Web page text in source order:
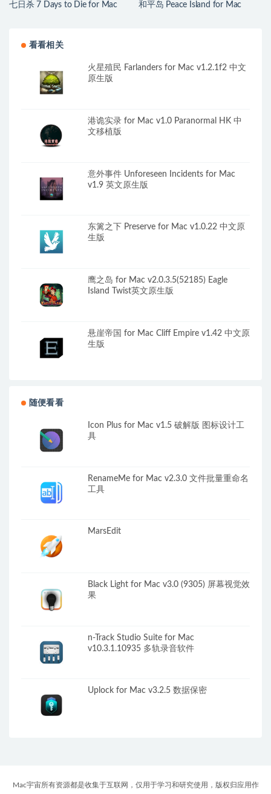
七日杀 7 Days to Die for Mac
和平岛 Peace Island for Mac
看看相关
火星殖民 Farlanders for Mac v1.2.1f2 中文
原生版
港诡实录 for Mac v1.0 Paranormal HK 中
文移植版
意外事件 Unforeseen Incidents for Mac
v1.9 英文原生版
东篱之下 Preserve for Mac v1.0.22 中文原
生版
鹰之岛 for Mac v2.0.3.5(52185) Eagle
Island Twist英文原生版
悬崖帝国 for Mac Cliff Empire v1.42 中文原
生版
随便看看
Icon Plus for Mac v1.5 破解版 图标设计工
具
RenameMe for Mac v2.3.0 文件批量重命名
工具
MarsEdit
Black Light for Mac v3.0 (9305) 屏幕视觉效
果
n-Track Studio Suite for Mac
v10.3.1.10935 多轨录音软件
Uplock for Mac v3.2.5 数据保密
Mac宇宙所有资源都是收集于互联网，仅用于学习和研究使用，版权归应用作